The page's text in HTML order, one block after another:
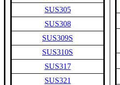
SUS305
SUS308
SUS309S
SUS310S
SUS317
SUS321